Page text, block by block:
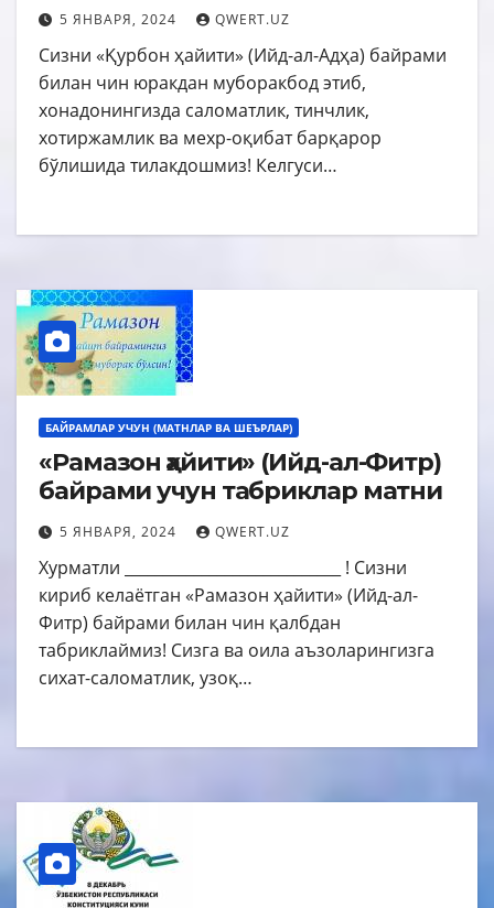
5 ЯНВАРЯ, 2024 QWERT.UZ
Сизни «Қурбон ҳайити» (Ийд-ал-Адҳа) байрами
билан чин юракдан муборакбод этиб,
хонадонингизда саломатлик, тинчлик,
хотиржамлик ва мехр-оқибат барқарор
бўлишида тилакдошмиз! Келгуси…
БАЙРАМЛАР УЧУН (МАТНЛАР ВА ШЕЪРЛАР)
«Рамазон ҳайити» (Ийд-ал-Фитр)
байрами учун табриклар матни
5 ЯНВАРЯ, 2024 QWERT.UZ
Хурматли ____________________________ ! Сизни
кириб келаётган «Рамазон ҳайити» (Ийд-ал-
Фитр) байрами билан чин қалбдан
табриклаймиз! Сизга ва оила аъзоларингизга
сихат-саломатлик, узоқ…